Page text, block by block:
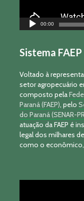
00:00
Sistema FAEP
Voltado à
setor agropecuário
composto pela
Paraná (FAEP), pelo
do Paraná (SENAR-
atuação da FAEP é
legal dos milhares
como o